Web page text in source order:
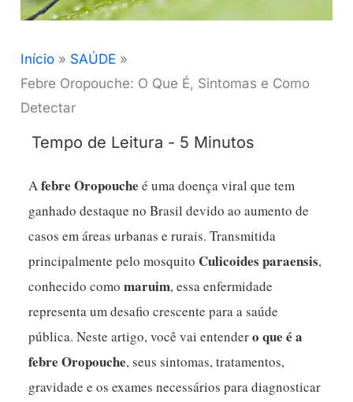
Início
SAÚDE
Febre Oropouche: O Que É, Sintomas e Como
Detectar
Afebre Oropouche é uma doença viral que tem
ganhado destaque no Brasil devido ao aumento de
casos em áreas urbanas e rurais. Transmitida
principalmente pelo mosquito Culicoides paraensis,
conhecido comomaruim, essa enfermidade
representa um desafio crescente para a saúde
pública. Neste artigo, você vai entendero que é a
febre Oropouche, seus sintomas, tratamentos,
gravidade e os exames necessários para diagnosticar